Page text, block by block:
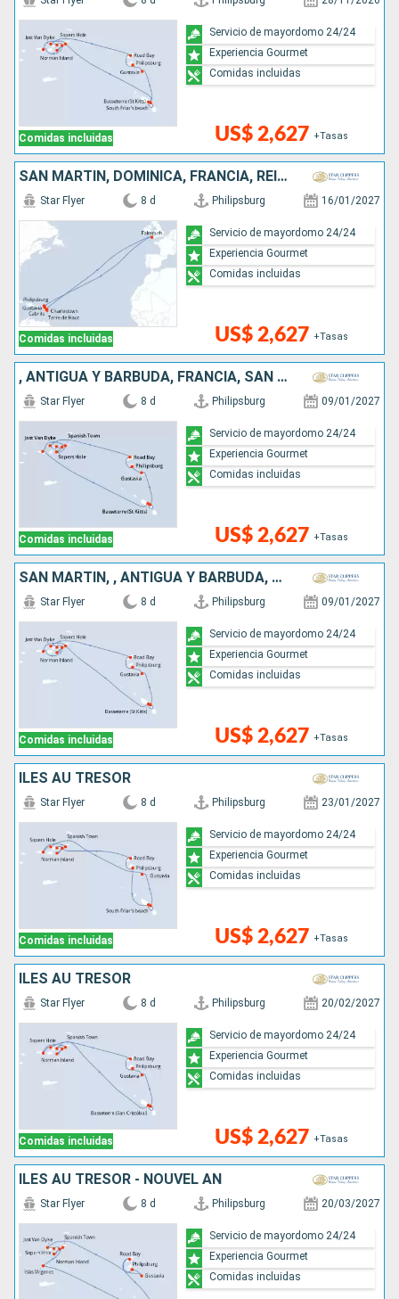
Comidas incluidas US$ 2,627 +Tasas
Servicio de mayordomo 24/24
Experiencia Gourmet
Comidas incluidas
SAN MARTÍN, DOMINICA, FRANCIA, REINO UNIDO
Comidas incluidas
Star Flyer 8 d Philipsburg 16/01/2027
US$ 2,627 +Tasas
Servicio de mayordomo 24/24
Experiencia Gourmet
Comidas incluidas
, ANTIGUA Y BARBUDA, FRANCIA, SAN MARTÍN
Comidas incluidas
Star Flyer 8 d Philipsburg 09/01/2027
US$ 2,627 +Tasas
Servicio de mayordomo 24/24
Experiencia Gourmet
Comidas incluidas
SAN MARTÍN, , ANTIGUA Y BARBUDA, FRANCIA
Comidas incluidas
Star Flyer 8 d Philipsburg 09/01/2027
US$ 2,627 +Tasas
Servicio de mayordomo 24/24
Experiencia Gourmet
Comidas incluidas
ÎLES AU TRÉSOR
Comidas incluidas
Star Flyer 8 d Philipsburg 23/01/2027
US$ 2,627 +Tasas
Servicio de mayordomo 24/24
Experiencia Gourmet
Comidas incluidas
ÎLES AU TRÉSOR
Comidas incluidas
Star Flyer 8 d Philipsburg 20/02/2027
US$ 2,627 +Tasas
Servicio de mayordomo 24/24
Experiencia Gourmet
Comidas incluidas
ÎLES AU TRÉSOR - NOUVEL AN
Star Flyer 8 d Philipsburg 20/03/2027
Servicio de mayordomo 24/24
Experiencia Gourmet
Comidas incluidas